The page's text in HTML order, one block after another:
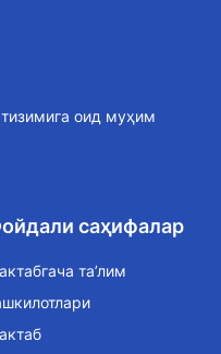
оид муҳим
саҳифалар
та’лим